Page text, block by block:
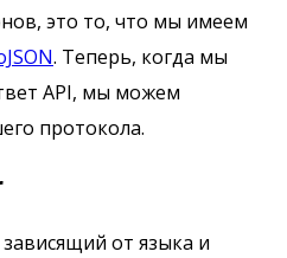
это то, что мы имеем
. Теперь, когда мы
API, мы можем
протокола.
от языка и